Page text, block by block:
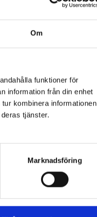
Om
funktioner för
information från din enhet
kombinera informationen
tjänster.
Marknadsföring